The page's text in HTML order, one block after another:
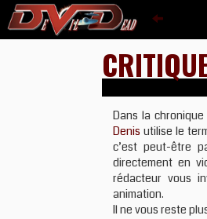
Dans la
Denis utilise le
c’est peut-être
directement en
rédacteur vous
animation.
Il ne vous reste